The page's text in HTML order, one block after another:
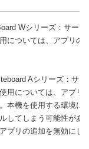
Wシリーズ：サー
については、アプリの
Aシリーズ：サ
用については、アプリ
本機を使用する環境に
してしまう可能性があ
プリの追加を無効にし